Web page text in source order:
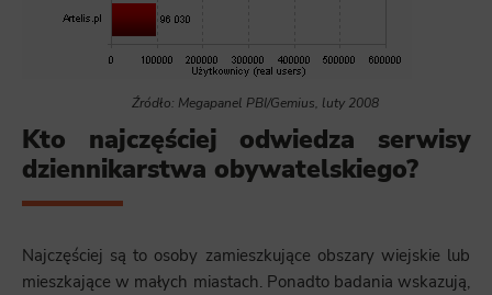
Źródło: Megapanel PBI/Gemius, luty 2008
Kto najczęściej odwiedza serwisy
dziennikarstwa obywatelskiego?
Najczęściej są to osoby zamieszkujące obszary wiejskie lub
mieszkające w małych miastach. Ponadto badania wskazują,